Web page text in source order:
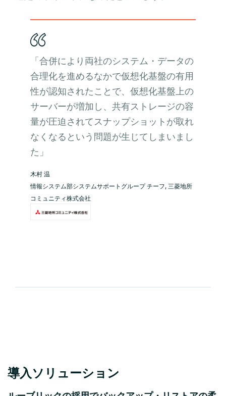
「合併により両社のシステム・データの
合理化を進めるなかで仮想化基盤の有用
性が認知されたことで、仮想化基盤上の
サーバーが増加し、共有ストレージの容
量が圧迫されてスナップショットが取れ
なくなるという問題が生じてしまいまし
た」
木村 温
情報システム部システムサポートグループ チーフ, 三菱地所
コミュニティ株式会社
導入ソリューション